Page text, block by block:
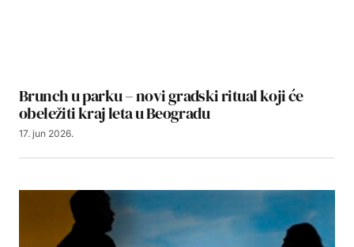
Brunch u parku – novi gradski ritual koji će
obeležiti kraj leta u Beogradu
17. jun 2026.